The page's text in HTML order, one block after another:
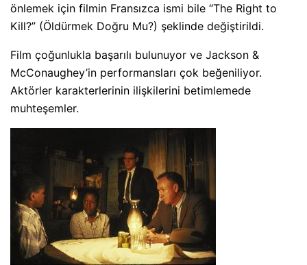
önlemek için filmin Fransızca ismi bile “The Right to
Kill?” (Öldürmek Doğru Mu?) şeklinde değiştirildi.
Film çoğunlukla başarılı bulunuyor ve Jackson &
McConaughey’in performansları çok beğeniliyor.
Aktörler karakterlerinin ilişkilerini betimlemede
muhteşemler.